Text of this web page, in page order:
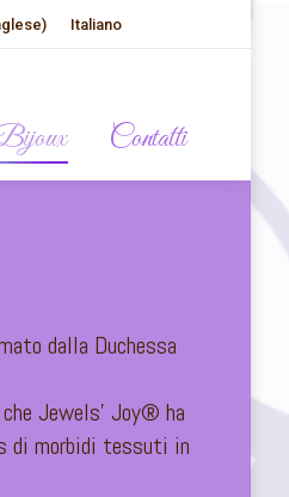
) Italiano
Contatti
dalla Duchessa
Jewels’ Joy® ha
di morbidi tessuti in